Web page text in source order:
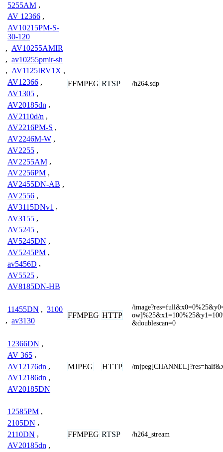
5255AM ,
AV 12366 ,
AV10215PM-S-
30-120
, AV10255AMIR
, av10255pmir-sh
, AV1125IRV1X ,
AV12366 ,
AV1305 ,
AV20185dn ,
AV2110d/n ,
AV2216PM-S ,
AV2246M-W ,
AV2255 ,
AV2255AM ,
AV2256PM ,
AV2455DN-AB ,
AV2556 ,
AV3115DNv1 ,
AV3155 ,
AV5245 ,
AV5245DN ,
AV5245PM ,
av5456D ,
AV5525 ,
AV8185DN-HB
FFMPEG RTSP /h264.sdp
11455DN , 3100
, av3130
FFMPEG HTTP
/
&doublescan=0
12366DN ,
AV 365 ,
AV12176dn ,
AV12186dn ,
AV20185DN
MJPEG HTTP /
12585PM ,
2105DN ,
2110DN ,
AV20185dn ,
FFMPEG RTSP /h264_stream